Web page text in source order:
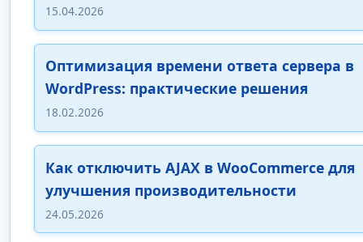
15.04.2026
Оптимизация времени ответа сервера в
WordPress: практические решения
18.02.2026
Как отключить AJAX в WooCommerce для
улучшения производительности
24.05.2026